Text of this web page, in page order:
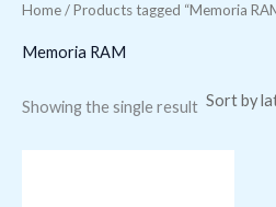
Home/ Products tagged “Memoria
Memoria RAM
Showing the single result